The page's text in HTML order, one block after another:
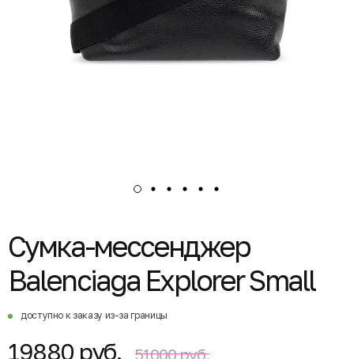
Сумка-мессенджер
Balenciaga Explorer Small
доступно к заказу из-за границы
19880 руб. 51000 руб.